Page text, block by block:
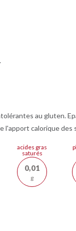
au gluten.
l'apport calorique des
acides gras
saturés
0,01
g